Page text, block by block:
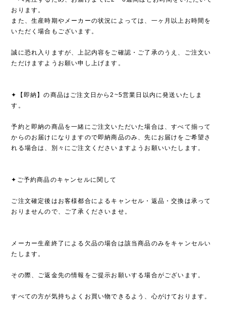
おります。
また、生産時期やメーカーの状況によっては、一ヶ月以上お時間を
いただく場合もございます。
誠に恐れ入りますが、上記内容をご確認・ご了承のうえ、ご注文い
ただけますようお願い申し上げます。
✦【即納】の商品はご注文日から2~5営業日以内に発送いたしま
す。
予約と即納の商品を一緒にご注文いただいた場合は、すべて揃って
からのお届けになりますので即納商品のみ、先にお届けをご希望さ
れる場合は、別々にご注文くださいますようお願いいたします。
✦ご予約商品のキャンセルに関して
ご注文確定後はお客様都合によるキャンセル・返品・交換は承って
おりませんので、ご了承くださいませ。
メーカー生産終了による欠品の場合は該当商品のみをキャンセルい
たします。
その際、ご返金先の情報をご提示お願いする場合がございます。
すべての方が気持ちよくお買い物できるよう、心がけております。